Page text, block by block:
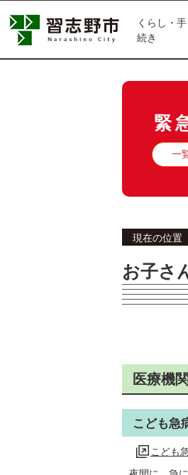
くらし・手
続き
緊
一
現在の位置
お子さ
医療機
こども急
こども